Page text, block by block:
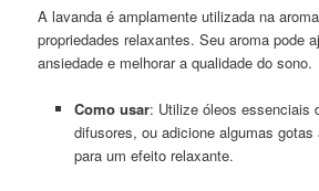
A lavanda é amplamente utilizada na
propriedades relaxantes. Seu aroma pode
ansiedade e melhorar a qualidade do sono.
Como usar: Utilize óleos essenciais
difusores, ou adicione algumas gotas
para um efeito relaxante.